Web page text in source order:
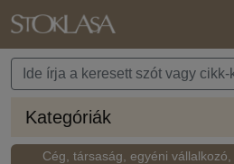
Kategóriák
Cég, társaság, egyéni